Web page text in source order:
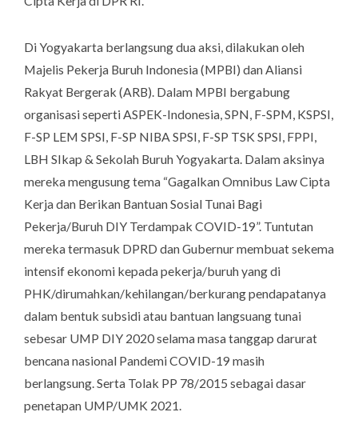
Di Yogyakarta berlangsung dua aksi, dilakukan oleh
Majelis Pekerja Buruh Indonesia (MPBI) dan Aliansi
Rakyat Bergerak (ARB). Dalam MPBI bergabung
organisasi seperti ASPEK-Indonesia, SPN, F-SPM, KSPSI,
F-SP LEM SPSI, F-SP NIBA SPSI, F-SP TSK SPSI, FPPI,
LBH SIkap & Sekolah Buruh Yogyakarta. Dalam aksinya
mereka mengusung tema “Gagalkan Omnibus Law Cipta
Kerja dan Berikan Bantuan Sosial Tunai Bagi
Pekerja/Buruh DIY Terdampak COVID-19”. Tuntutan
mereka termasuk DPRD dan Gubernur membuat sekema
intensif ekonomi kepada pekerja/buruh yang di
PHK/dirumahkan/kehilangan/berkurang pendapatanya
dalam bentuk subsidi atau bantuan langsuang tunai
sebesar UMP DIY 2020 selama masa tanggap darurat
bencana nasional Pandemi COVID-19 masih
berlangsung. Serta Tolak PP 78/2015 sebagai dasar
penetapan UMP/UMK 2021.